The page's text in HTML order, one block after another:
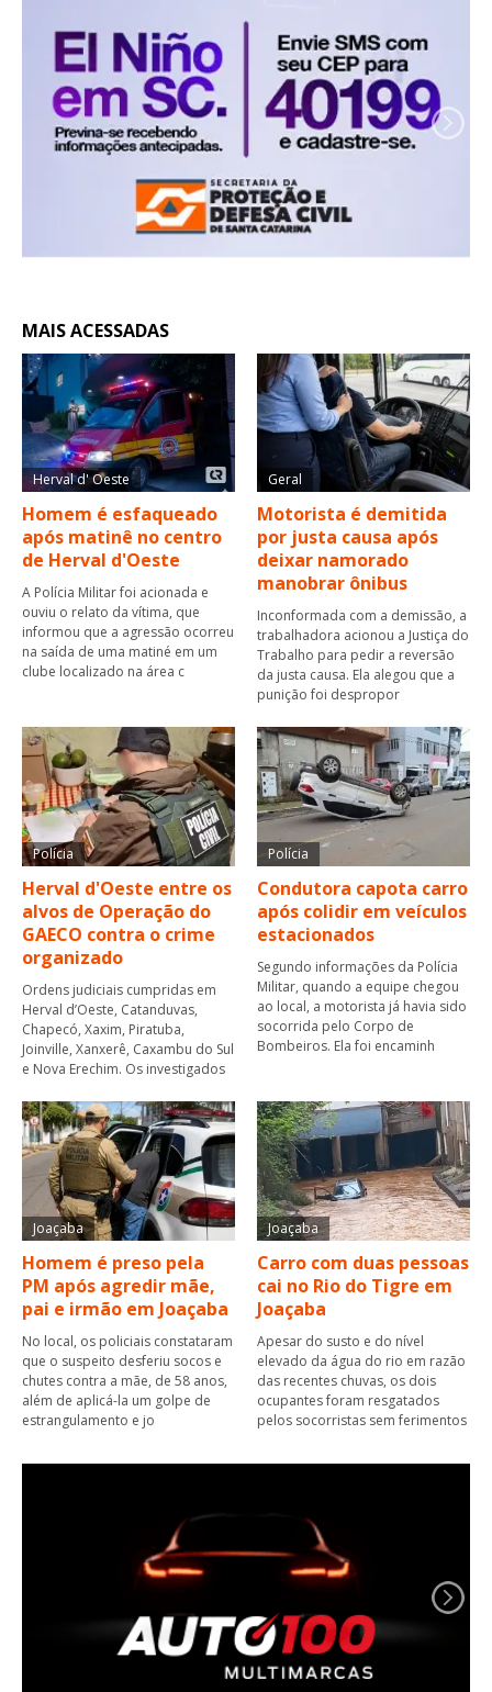
MAIS ACESSADAS
Herval d' Oeste
Homem é esfaqueado
após matinê no centro
de Herval d'Oeste
A Polícia Militar foi acionada e
ouviu o relato da vítima, que
informou que a agressão ocorreu
na saída de uma matiné em um
clube localizado na área c
Geral
Motorista é demitida
por justa causa após
deixar namorado
manobrar ônibus
Inconformada com a demissão, a
trabalhadora acionou a Justiça do
Trabalho para pedir a reversão
da justa causa. Ela alegou que a
punição foi despropor
Polícia
Herval d'Oeste entre os
alvos de Operação do
GAECO contra o crime
organizado
Ordens judiciais cumpridas em
Herval d’Oeste, Catanduvas,
Chapecó, Xaxim, Piratuba,
Joinville, Xanxerê, Caxambu do Sul
e Nova Erechim. Os investigados
Polícia
Condutora capota carro
após colidir em veículos
estacionados
Segundo informações da Polícia
Militar, quando a equipe chegou
ao local, a motorista já havia sido
socorrida pelo Corpo de
Bombeiros. Ela foi encaminh
Joaçaba
Homem é preso pela
PM após agredir mãe,
pai e irmão em Joaçaba
No local, os policiais constataram
que o suspeito desferiu socos e
chutes contra a mãe, de 58 anos,
além de aplicá-la um golpe de
estrangulamento e jo
Joaçaba
Carro com duas pessoas
cai no Rio do Tigre em
Joaçaba
Apesar do susto e do nível
elevado da água do rio em razão
das recentes chuvas, os dois
ocupantes foram resgatados
pelos socorristas sem ferimentos